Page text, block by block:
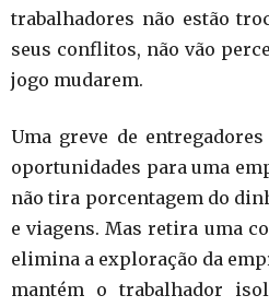
trabalhadores não estão
seus conflitos, não vão
jogo mudarem.
Uma greve de
oportunidades para uma
não tira porcentagem do
e viagens. Mas retira uma
elimina a exploração da
mantém o trabalhador